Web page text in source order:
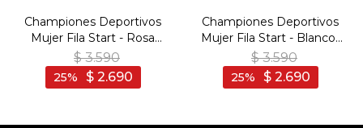
Championes Deportivos
Mujer Fila Start - Rosa
Claro-Lavanda
$ 3.590
$ 2.690
25
Championes Deportivos
Mujer Fila Start - Blanco-
Azul
$ 3.590
$ 2.690
25